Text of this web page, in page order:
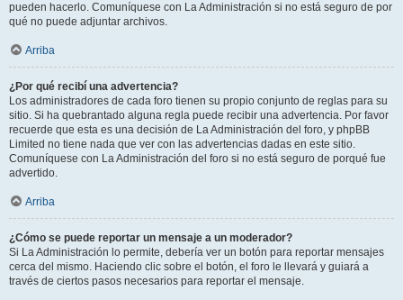
pueden hacerlo. Comuníquese con La Administración si no está seguro de por
qué no puede adjuntar archivos.
Arriba
¿Por qué recibí una advertencia?
Los administradores de cada foro tienen su propio conjunto de reglas para su
sitio. Si ha quebrantado alguna regla puede recibir una advertencia. Por favor
recuerde que esta es una decisión de La Administración del foro, y phpBB
Limited no tiene nada que ver con las advertencias dadas en este sitio.
Comuníquese con La Administración del foro si no está seguro de porqué fue
advertido.
Arriba
¿Cómo se puede reportar un mensaje a un moderador?
Si La Administración lo permite, debería ver un botón para reportar mensajes
cerca del mismo. Haciendo clic sobre el botón, el foro le llevará y guiará a
través de ciertos pasos necesarios para reportar el mensaje.